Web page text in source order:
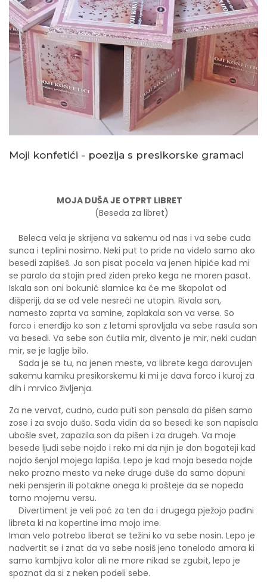
Moji konfetići - poezija s presikorske gramaci
MOJA DUŠA JE OTPRT LIBRET
(Beseda za libret)
Beleca vela je skrijena va sakemu od nas i va sebe cuda
sunca i teplini nosimo. Neki put to pride na videlo samo ako
besedi zapišeš. Ja son pisat pocela va jenen hipiće kad mi
se paralo da stojin pred ziden preko kega ne moren pasat.
Iskala son oni bokunić slamice ka će me škapolat od
dišperiji, da se od vele nesreći ne utopin. Rivala son,
namesto zaprta va samine, zaplakala son va verse. So
forco i enerđijo ko son z letami sprovljala va sebe rasula son
va besedi. Va sebe son ćutila mir, divento je mir, neki cudan
mir, se je laglje bilo.
Sada je se tu, na jenen meste, va librete kega darovujen
sakemu kamiku presikorskemu ki mi je dava forco i kuroj za
dih i mrvico življenja.
Za ne vervat, cudno, cuda puti son pensala da pišen samo
zose i za svojo dušo. Sada vidin da so besedi ke son napisala
ubošle svet, zapazila son da pišen i za drugeh. Va moje
besede ljudi sebe nojdo i reko mi da njin je don bogateji kad
nojdo šenjol mojega lapiša. Lepo je kad moja beseda nojde
neko prozno mesto va neke druge duše da samo dopuni
neki pensjerin ili potakne onega ki prošteje da se nopeda
torno mojemu versu.
Divertiment je veli poć za ten da i drugega pježojo pađini
libreta ki na kopertine ima mojo ime.
Iman velo potrebo liberat se težini ko va sebe nosin. Lepo je
nadvertit se i znat da va sebe nosiš jeno tonelodo amora ki
samo kambjiva kolor ali ne more nikad se zgubit, lepo je
spoznat da si z neken podeli sebe.